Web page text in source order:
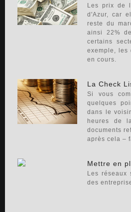
Les prix de
d'Azur, car
reste du
ainsi 22%
certains
exemple, les
en cours.
La Check
Si vous
quelques
dans le
heures de
documents
après cela –
Mettre en
Les réseaux
des